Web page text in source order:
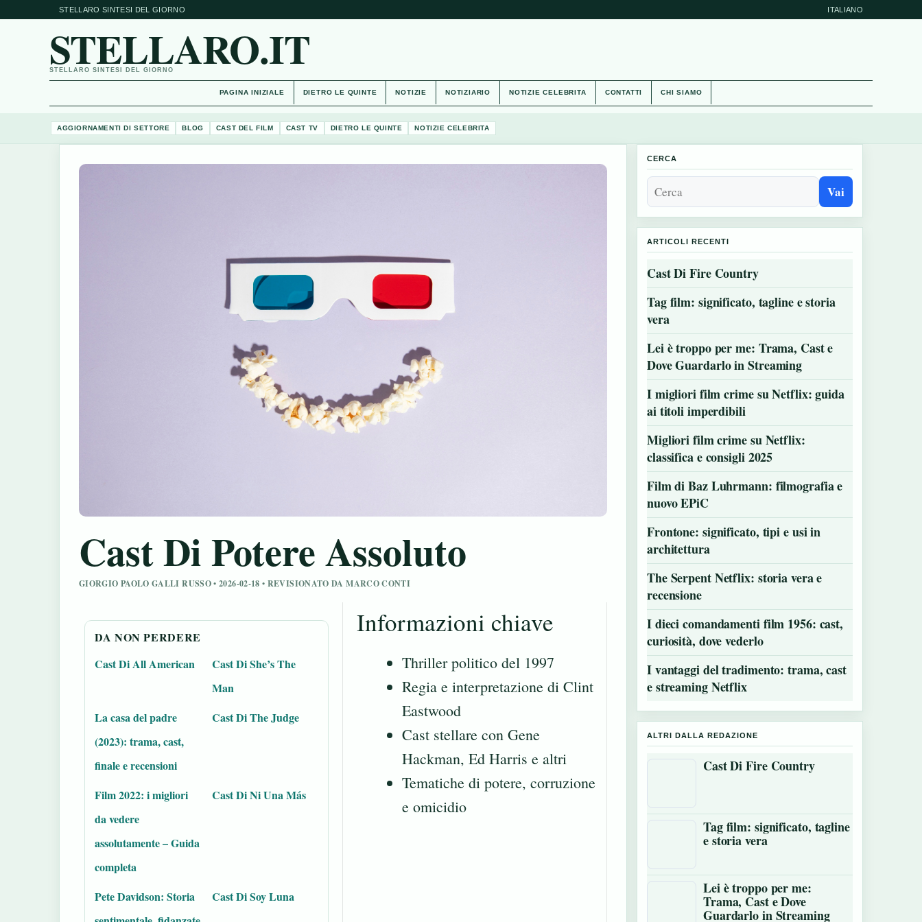
STELLARO SINTESI DEL GIORNO ITALIANO
STELLARO.IT
STELLARO SINTESI DEL GIORNO
PAGINA INIZIALE DIETRO LE QUINTE NOTIZIE NOTIZIARIO NOTIZIE CELEBRITA CONTATTI CHI SIAMO
AGGIORNAMENTI DI SETTORE BLOG CAST DEL FILM CAST TV DIETRO LE QUINTE NOTIZIE CELEBRITA
Cast Di Potere Assoluto
GIORGIO PAOLO GALLI RUSSO • 2026-02-18 • REVISIONATO DA MARCO CONTI
DA NON PERDERE
Cast Di All American
Cast Di She’s The
Man
La casa del padre
(2023): trama, cast,
finale e recensioni
Cast Di The Judge
Film 2022: i migliori
da vedere
assolutamente – Guida
completa
Cast Di Ni Una Más
Pete Davidson: Storia
Cast Di Soy Luna
Informazioni chiave
Thriller politico del 1997
Regia e interpretazione di Clint
Eastwood
Cast stellare con Gene
Hackman, Ed Harris e altri
Tematiche di potere, corruzione
e omicidio
CERCA
Vai
ARTICOLI RECENTI
Cast Di Fire Country
Tag film: significato, tagline e storia
vera
Lei è troppo per me: Trama, Cast e
Dove Guardarlo in Streaming
I migliori film crime su Netflix: guida
ai titoli imperdibili
Migliori film crime su Netflix:
classifica e consigli 2025
Film di Baz Luhrmann: filmografia e
nuovo EPiC
Frontone: significato, tipi e usi in
architettura
The Serpent Netflix: storia vera e
recensione
I dieci comandamenti film 1956: cast,
curiosità, dove vederlo
I vantaggi del tradimento: trama, cast
e streaming Netflix
ALTRI DALLA REDAZIONE
Cast Di Fire Country
Tag film: significato, tagline
e storia vera
Lei è troppo per me:
Trama, Cast e Dove
Guardarlo in Streaming